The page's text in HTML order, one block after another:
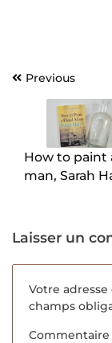
Navigation
l’article
Previous
How to paint
man, Sarah
Laisser un
Votre
champs
Commentaire